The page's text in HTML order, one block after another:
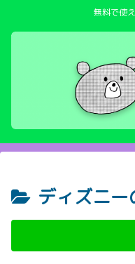
無料で使
ディズニ